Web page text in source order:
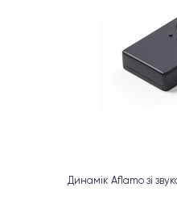
Динамік Aflamo зі